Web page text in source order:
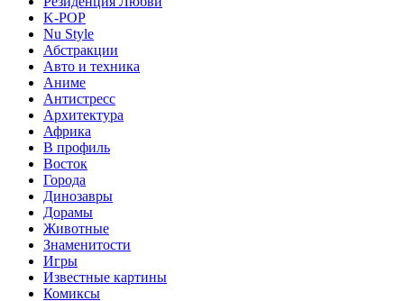
K-POP
Nu Style
Абстракции
Авто и техника
Аниме
Антистресс
Архитектура
Африка
В профиль
Восток
Города
Динозавры
Дорамы
Животные
Знаменитости
Игры
Известные картины
Комиксы